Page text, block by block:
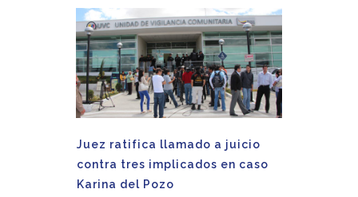
Juez ratifica llamado a juicio
contra tres implicados en caso
Karina del Pozo